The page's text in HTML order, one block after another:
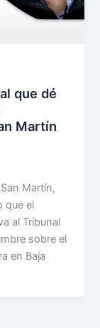
que dé
Martín
Martín,
que el
al Tribunal
sobre el
en Baja